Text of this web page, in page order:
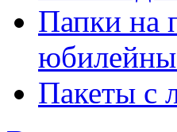
Папки на
Пакеты с